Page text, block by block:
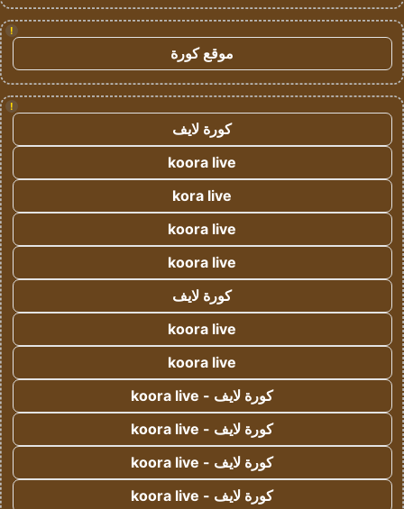
!
موقع كورة
!
كورة لايف
koora live
kora live
koora live
koora live
كورة لايف
koora live
koora live
كورة لايف - koora live
كورة لايف - koora live
كورة لايف - koora live
كورة لايف - koora live